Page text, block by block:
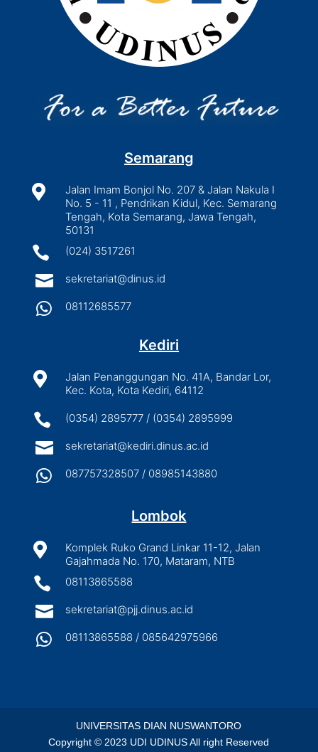
Semarang

Jalan Imam Bonjol No. 207 & Jalan Nakula I
No. 5 - 11 , Pendrikan Kidul, Kec. Semarang
Tengah, Kota Semarang, Jawa Tengah,
50131
 (024) 3517261
 sekretariat@dinus.id
 08112685577
Kediri

Jalan Penanggungan No. 41A, Bandar Lor,
Kec. Kota, Kota Kediri, 64112
 (0354) 2895777 / (0354) 2895999
 sekretariat@kediri.dinus.ac.id
 087757328507 / 08985143880
Lombok

Komplek Ruko Grand Linkar 11-12, Jalan
Gajahmada No. 170, Mataram, NTB
 08113865588
 sekretariat@pjj.dinus.ac.id
 08113865588 / 085642975966
UNIVERSITAS DIAN NUSWANTORO
Copyright © 2023 UDI UDINUS All right Reserved